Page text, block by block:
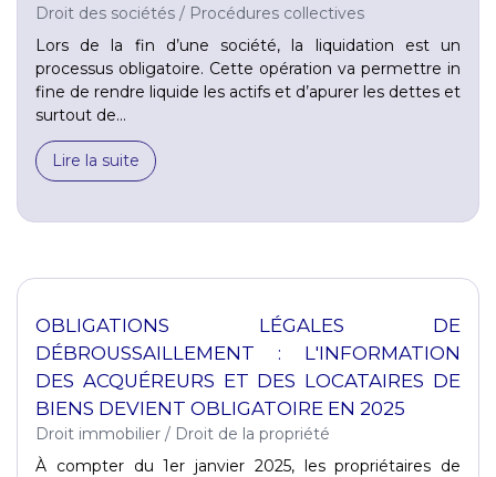
Droit des sociétés / Procédures collectives
Lors de la fin d’une société, la liquidation est un
processus obligatoire. Cette opération va permettre in
fine de rendre liquide les actifs et d’apurer les dettes et
surtout de...
Lire la suite
OBLIGATIONS LÉGALES DE
DÉBROUSSAILLEMENT : L'INFORMATION
DES ACQUÉREURS ET DES LOCATAIRES DE
BIENS DEVIENT OBLIGATOIRE EN 2025
Droit immobilier / Droit de la propriété
À compter du 1er janvier 2025, les propriétaires de